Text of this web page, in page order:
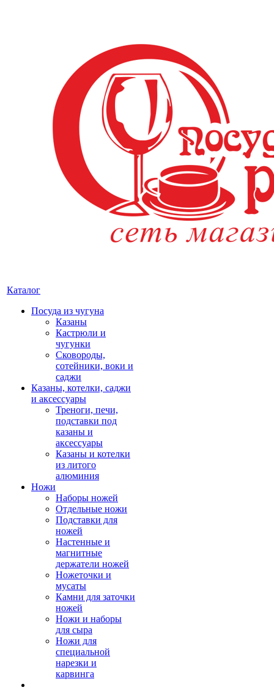
Каталог
Посуда из чугуна
Казаны
Кастрюли и
чугунки
Сковороды,
сотейники, воки и
саджи
Казаны, котелки, саджи
и аксессуары
Треноги, печи,
подставки под
казаны и
аксессуары
Казаны и котелки
из литого
алюминия
Ножи
Наборы ножей
Отдельные ножи
Подставки для
ножей
Настенные и
магнитные
держатели ножей
Ножеточки и
мусаты
Камни для заточки
ножей
Ножи и наборы
для сыра
Ножи для
специальной
нарезки и
карвинга